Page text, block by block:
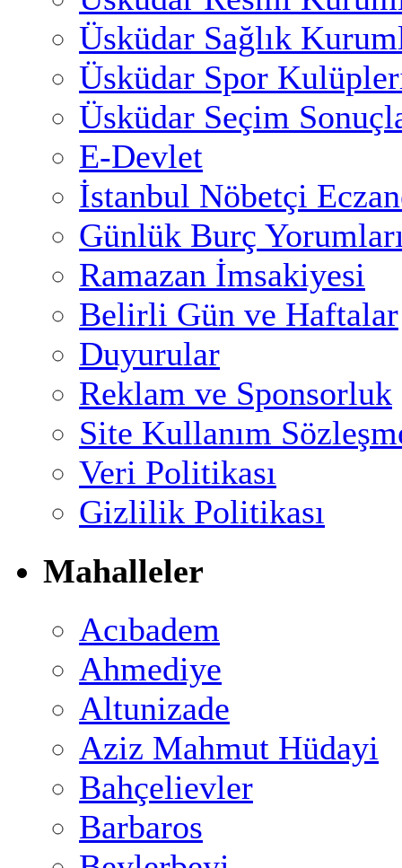
Üsküdar Sağlık
Üsküdar Spor
Üsküdar Seçim
E-Devlet
İstanbul Nöbetçi
Günlük Burç
Ramazan İmsakiyesi
Belirli Gün ve Haftalar
Duyurular
Reklam ve Sponsorluk
Site Kullanım
Veri Politikası
Gizlilik Politikası
Mahalleler
Acıbadem
Ahmediye
Altunizade
Aziz Mahmut Hüdayi
Bahçelievler
Barbaros